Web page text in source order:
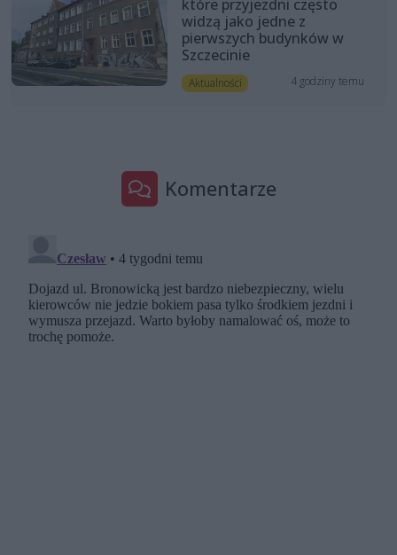
które przyjezdni często
widzą jako jedne z
pierwszych budynków w
Szczecinie
Aktualności 4 godziny temu
Komentarze